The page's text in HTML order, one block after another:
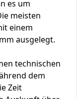
es um
meisten
einem
ausgelegt.
technischen
dem
Zeit